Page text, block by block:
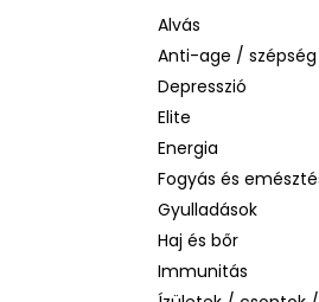
Alvás
Anti-age / szépség
Depresszió
Elite
Energia
Fogyás és
Gyulladások
Haj és bőr
Immunitás
BEAUTY OF JOSEON
MUGWORT + CAMELIA
SPF50+/PA++++, 18G
2 060 Ft
Korábbi: 3 880 Ft